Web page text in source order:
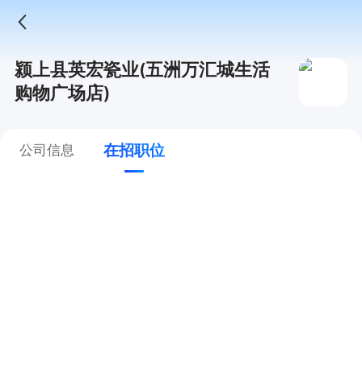
颍上县英宏瓷业(五洲万汇城生活
购物广场店)
公司信息 在招职位